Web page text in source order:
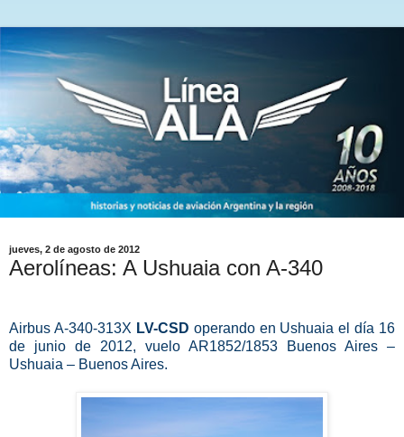
jueves, 2 de agosto de 2012
Aerolíneas: A Ushuaia con A-340
Airbus A-340-313X LV-CSD operando en Ushuaia el día 16
de junio de 2012, vuelo AR1852/1853 Buenos Aires –
Ushuaia – Buenos Aires.